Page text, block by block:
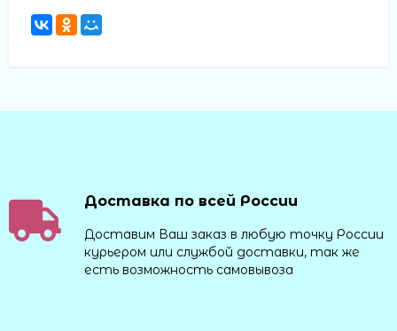
Доставка по всей России
Доставим Ваш заказ в любую точку России
курьером или службой доставки, так же
есть возможность самовывоза